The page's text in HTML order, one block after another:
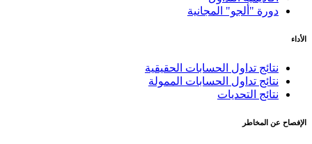
دورة "ألجو" المجانية
الأداء
نتائج تداول الحسابات الحقيقية
نتائج تداول الحسابات الممولة
نتائج التحديات
الإفصاح عن المخاطر